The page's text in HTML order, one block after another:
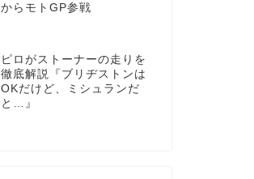
からモトGP参戦
ピロがストーナーの走りを
徹底解説『ブリヂストンは
OKだけど、ミシュランだ
と…』